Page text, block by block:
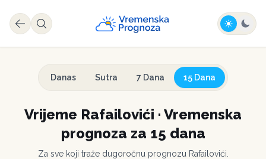
Danas Sutra 7 Dana 15 Dana
Vrijeme Rafailovići · Vremenska
prognoza za 15 dana
Za sve koji traže dugoročnu prognozu Rafailovići